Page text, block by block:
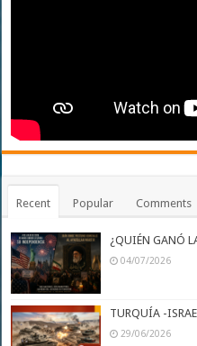
Recent Popular Comments
¿QUIÉN GANÓ
04/07/2026
TURQUÍA -
29/06/2026